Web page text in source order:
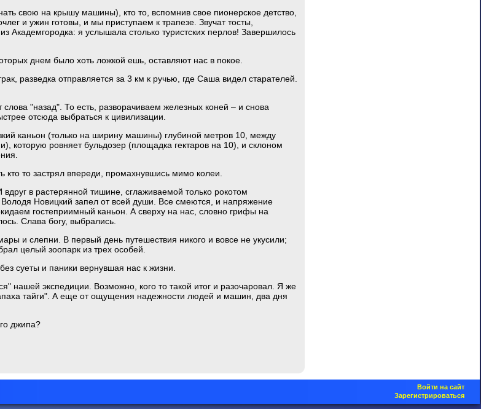
свою на крышу машины), кто то, вспомнив свое пионерское детство,
и ужин готовы, и мы приступаем к трапезе. Звучат тосты,
Академгородка: я услышала столько туристских перлов! Завершилось
днем было хоть ложкой ешь, оставляют нас в покое.
разведка отправляется за 3 км к ручью, где Саша видел старателей.
"назад". То есть, разворачиваем железных коней – и снова
отсюда выбраться к цивилизации.
каньон (только на ширину машины) глубиной метров 10, между
ровняет бульдозер (площадка гектаров на 10), и склоном
кто то застрял впереди, промахнувшись мимо колеи.
в растерянной тишине, сглаживаемой только рокотом
Новицкий запел от всей души. Все смеются, и напряжение
гостеприимный каньон. А сверху на нас, словно грифы на
Слава богу, выбрались.
и слепни. В первый день путешествия никого и вовсе не укусили;
целый зоопарк из трех особей.
суеты и паники вернувшая нас к жизни.
нашей экспедиции. Возможно, кого то такой итог и разочаровал. Я же
тайги". А еще от ощущения надежности людей и машин, два дня
джипа?
Войти на сайт
Зарегистрироваться